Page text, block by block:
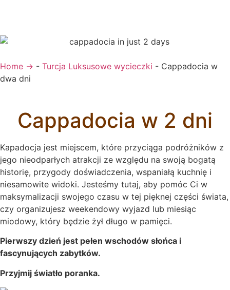
Home → - Turcja Luksusowe wycieczki - Cappadocia w
dwa dni
Cappadocia w 2 dni
Kapadocja jest miejscem, które przyciąga podróżników z
jego nieodparłych atrakcji ze względu na swoją bogatą
historię, przygody doświadczenia, wspaniałą kuchnię i
niesamowite widoki. Jesteśmy tutaj, aby pomóc Ci w
maksymalizacji swojego czasu w tej pięknej części świata,
czy organizujesz weekendowy wyjazd lub miesiąc
miodowy, który będzie żył długo w pamięci.
Pierwszy dzień jest pełen wschodów słońca i
fascynujących zabytków.
Przyjmij światło poranka.